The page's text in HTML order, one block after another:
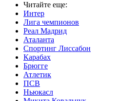
Читайте еще:
Интер
Лига чемпионов
Реал Мадрид
Аталанта
Спортинг Лиссабон
Карабах
Брюгге
Атлетик
ПСВ
Ньюкасл